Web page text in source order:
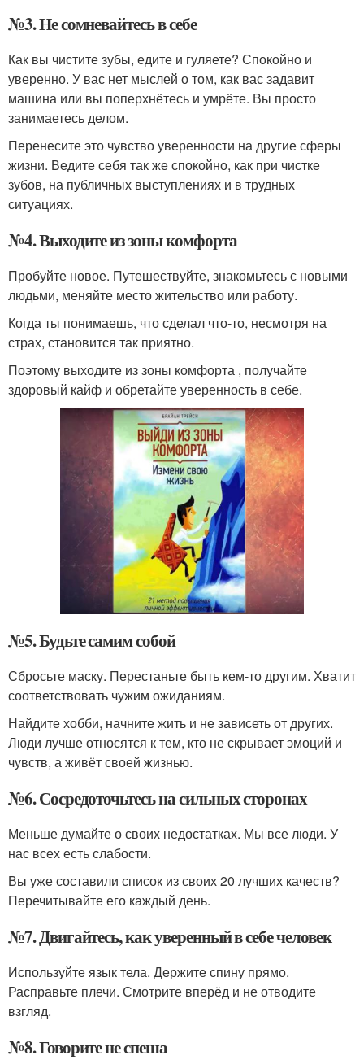
№3. Не сомневайтесь в себе
Как вы чистите зубы, едите и гуляете? Спокойно и
уверенно. У вас нет мыслей о том, как вас задавит
машина или вы поперхнётесь и умрёте. Вы просто
занимаетесь делом.
Перенесите это чувство уверенности на другие сферы
жизни. Ведите себя так же спокойно, как при чистке
зубов, на публичных выступлениях и в трудных
ситуациях.
№4. Выходите из зоны комфорта
Пробуйте новое. Путешествуйте, знакомьтесь с новыми
людьми, меняйте место жительство или работу.
Когда ты понимаешь, что сделал что-то, несмотря на
страх, становится так приятно.
Поэтому выходите из зоны комфорта , получайте
здоровый кайф и обретайте уверенность в себе.
№5. Будьте самим собой
Сбросьте маску. Перестаньте быть кем-то другим. Хватит
соответствовать чужим ожиданиям.
Найдите хобби, начните жить и не зависеть от других.
Люди лучше относятся к тем, кто не скрывает эмоций и
чувств, а живёт своей жизнью.
№6. Сосредоточьтесь на сильных сторонах
Меньше думайте о своих недостатках. Мы все люди. У
нас всех есть слабости.
Вы уже составили список из своих 20 лучших качеств?
Перечитывайте его каждый день.
№7. Двигайтесь, как уверенный в себе человек
Используйте язык тела. Держите спину прямо.
Расправьте плечи. Смотрите вперёд и не отводите
взгляд.
№8. Говорите не спеша